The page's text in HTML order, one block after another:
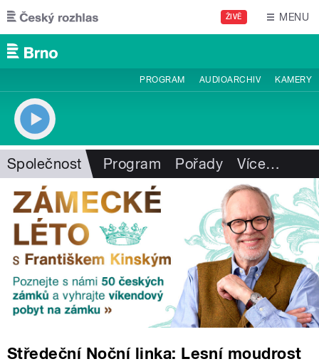
Přejít k hlavnímu obsahu
ŽIVĚ MENU
PROGRAM AUDIOARCHIV KAMERY
Společnost Program Pořady Více…
Středeční Noční linka: Lesní moudrost